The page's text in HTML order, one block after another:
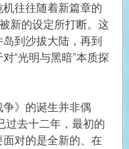
往往随着新篇章的
新的设定所打断。这
到沙拔大陆，再到
“光明与黑暗”本质探
》的诞生并非偶
过去十二年，最初的
对的是全新的、在